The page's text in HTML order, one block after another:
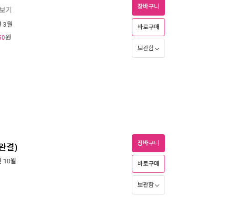
기
3월
원
장바구니
바로구매
보관함
결)
10월
장바구니
바로구매
보관함